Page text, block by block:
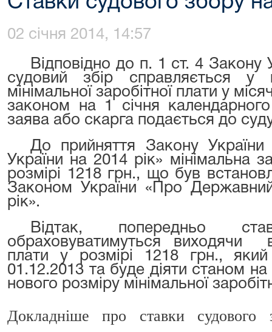
02 січня 2014, 14:57
Відповідно до п. 1 ст. 4 Закону
судовий збір справляється у
мінімальної заробітної плати у
законом на 1 січня
заява або скарга подається до
До прийняття Закону
України на 2014 рік» мінімальна
розмірі 1218 грн., що був
Законом України «Про
рік».
Відтак, попередньо
обраховуватимуться виходячи
плати у розмірі 1218 грн.,
01.12.2013 та буде діяти станом
нового розміру мінімальної
Докладніше про ставки судового